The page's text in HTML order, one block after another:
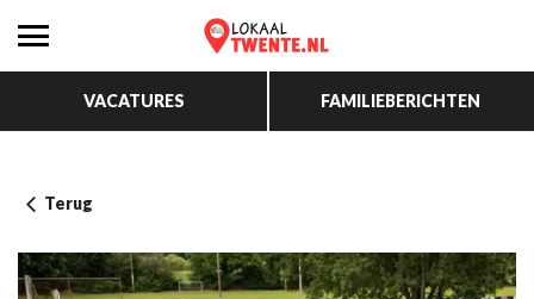
VACATURES FAMILIEBERICHTEN
Terug